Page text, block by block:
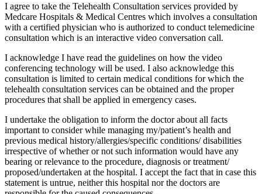
I agree to take the Telehealth Consultation services provided by
Medcare Hospitals & Medical Centres which involves a consultation
with a certified physician who is authorized to conduct telemedicine
consultation which is an interactive video conversation call.
I acknowledge I have read the guidelines on how the video
conferencing technology will be used. I also acknowledge this
consultation is limited to certain medical conditions for which the
telehealth consultation services can be obtained and the proper
procedures that shall be applied in emergency cases.
I undertake the obligation to inform the doctor about all facts
important to consider while managing my/patient’s health and
previous medical history/allergies/specific conditions/ disabilities
irrespective of whether or not such information would have any
bearing or relevance to the procedure, diagnosis or treatment/
proposed/undertaken at the hospital. I accept the fact that in case this
statement is untrue, neither this hospital nor the doctors are